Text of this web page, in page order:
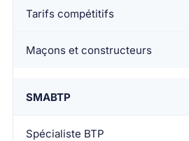
Tarifs compétitifs
Maçons et constructeurs
SMABTP
Spécialiste BTP